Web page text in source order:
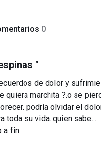
0
"
de dolor y
quiera marchita ?.o se
podría olvidar el
toda su vida, quien sabe...
a fin